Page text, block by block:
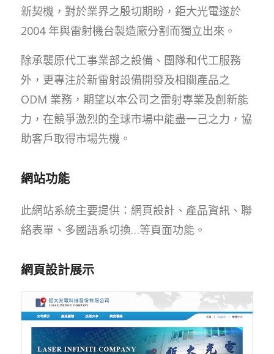
新契機，對於業界之殷切期盼，鉅大光電遂於
2004 年與雷射機台製造廠分割而獨立出來。
除承襲原代工事業部之設備、團隊和代工服務
外，更專注於新雷射設備開發及相關產品之
ODM 業務，期望以本公司之雷射專業及創新能
力，在競爭激烈的全球市場中能盡一己之力，協
助客戶取得市場先機。
網站功能
此網站系統主要提供：網頁設計、產品資訊、聯
絡表單、多國語系切換…等頁面功能。
網頁設計展示